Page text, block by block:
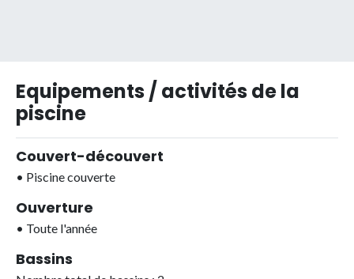
Equipements / activités de la
piscine
Couvert-découvert
• Piscine couverte
Ouverture
• Toute l'année
Bassins